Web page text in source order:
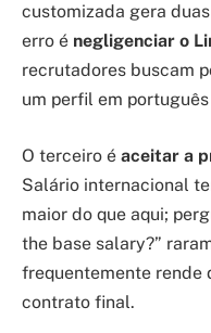
customizada gera
erro é negligenciar o
recrutadores buscam
um perfil em
O terceiro é aceitar a
Salário internacional
maior do que aqui;
the base salary?”
frequentemente rende
contrato final.